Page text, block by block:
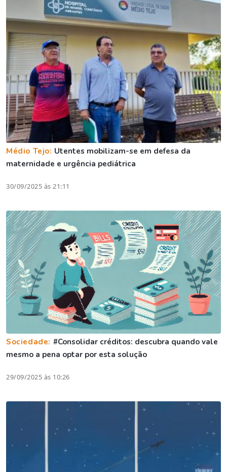
Médio Tejo: Utentes mobilizam-se em defesa da
maternidade e urgência pediátrica
30/09/2025 às 21:11
Sociedade: #Consolidar créditos: descubra quando vale
mesmo a pena optar por esta solução
29/09/2025 às 10:26